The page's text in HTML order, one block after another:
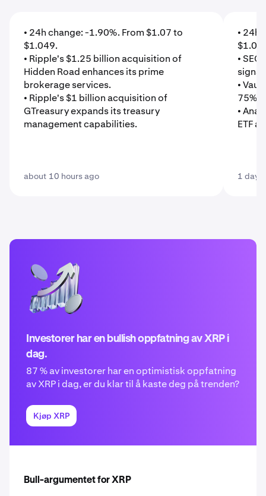
• 24h change: -1.90%. From $1.07 to
$1.049.
• Ripple's $1.25 billion acquisition of
Hidden Road enhances its prime
brokerage services.
• Ripple's $1 billion acquisition of
GTreasury expands its treasury
management capabilities.
about 10 hours ago
• 24h
•
•
75%
•
ETF
1 day
Investorer har en bullish oppfatning av XRP i
dag.
87 % av investorer har en optimistisk oppfatning
av XRP i dag, er du klar til å kaste deg på trenden?
Kjøp XRP
Bull-argumentet for XRP